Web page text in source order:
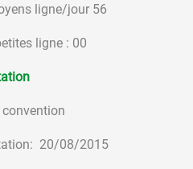
ligne/jour 56
ligne : 00
20/08/2015